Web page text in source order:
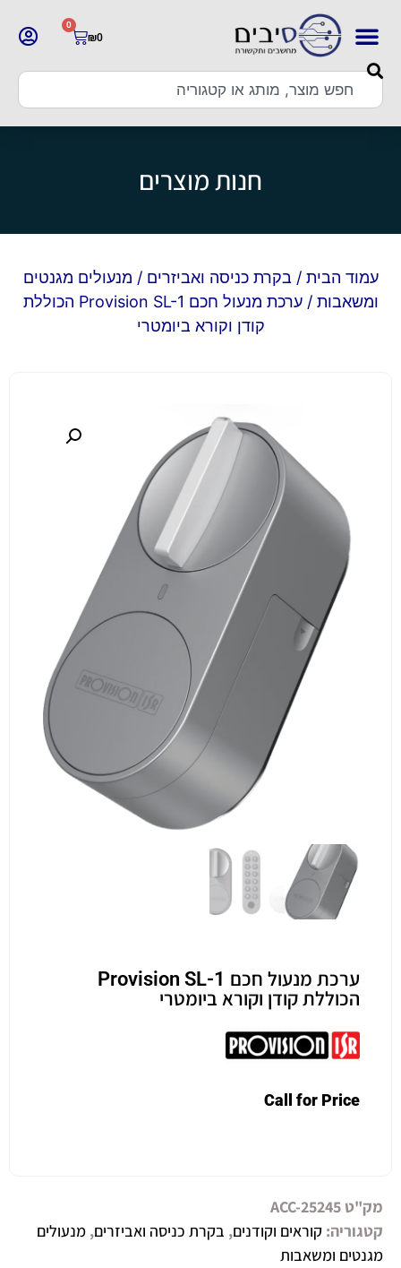
₪0
0
חנות מוצרים
עמוד הבית / בקרת כניסה ואביזרים / מנעולים מגנטים
ומשאבות
/ ערכת מנעול חכם Provision SL-1 הכוללת
קודן וקורא ביומטרי
ערכת מנעול חכם Provision SL-1
הכוללת קודן וקורא ביומטרי
Call for Price
מק"ט ACC-25245
קטגוריה: קוראים וקודנים, בקרת כניסה ואביזרים, מנעולים
מגנטים ומשאבות